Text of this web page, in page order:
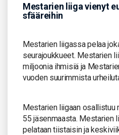
Mestarien liiga vienyt
sfääreihin
Mestarien liigassa pelaa
seurajoukkueet. Mestarien
miljoonia ihmisiä ja
vuoden suurimmista
Mestarien liigaan osallistuu
55 jäsenmaasta. Mestarien
pelataan tiistaisin ja